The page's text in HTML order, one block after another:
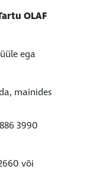
OLAF
ega
mainides
3990
või